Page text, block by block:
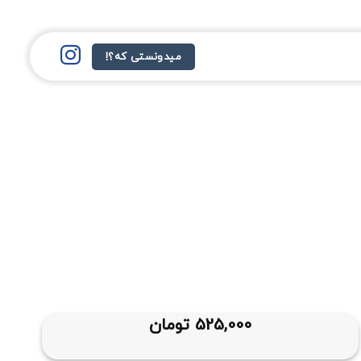
میدونستی که؟!
525,000 تومان